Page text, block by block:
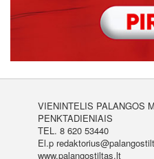
VIENINTELIS PALANGOS
PENKTADIENIAIS
TEL. 8 620 53440
El.p
www.palangostiltas.lt